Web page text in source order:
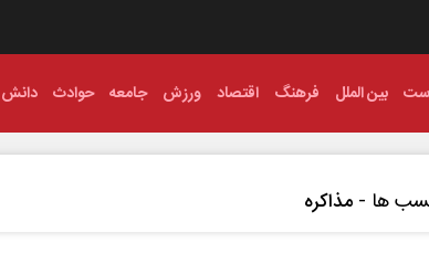
بین الملل فرهنگ اقتصاد ورزش جامعه حوادث دانش
ها - مذاکره‌